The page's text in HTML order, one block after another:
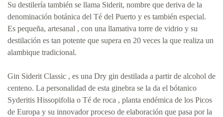
Su destilería también se llama Siderit, nombre que deriva de la
denominación botánica del Té del Puerto y es también especial.
Es pequeña, artesanal , con una llamativa torre de vidrio y su
destilación es tan potente que supera en 20 veces la que realiza un
alambique tradicional.
Gin Siderit Classic , es una Dry gin destilada a partir de alcohol de
centeno. La personalidad de esta ginebra se la da el bótanico
Syderitis Hissopifolia o Té de roca , planta endémica de los Picos
de Europa y su innovador proceso de elaboración que pasa por la